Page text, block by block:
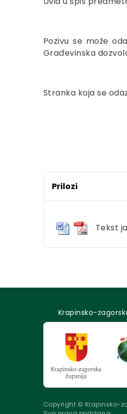
Pozivu se može
Građevinska
Stranka koja se
Prilozi
Tekst
Krapinsko-
Copyright © Krapinsko-